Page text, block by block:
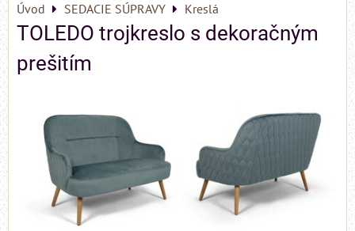
Úvod SEDACIE SÚPRAVY Kreslá
TOLEDO trojkreslo s dekoračným
prešitím